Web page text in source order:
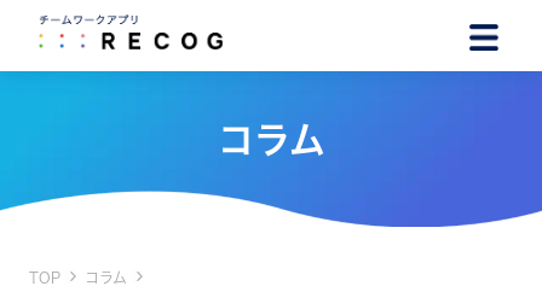
コラム
TOP
コラム